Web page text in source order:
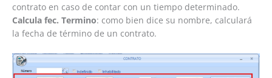
contrato en caso de contar con un tiempo determinado.
Calcula fec. Termino: como bien dice su nombre, calculará
la fecha de término de un contrato.